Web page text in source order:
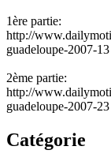
1ère partie:
http://
guadeloupe-2007-13
2ème partie:
http://
guadeloupe-2007-23
Catégorie